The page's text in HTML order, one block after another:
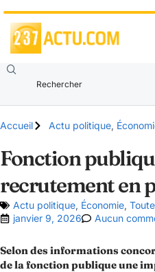
Accueil Actu politique,
Fonction
recrutement en
Actu politique, Économie,
janvier 9, 2026
Aucun
Selon des informations
de la fonction publique une